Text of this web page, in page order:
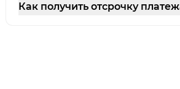
Как получить отсрочку